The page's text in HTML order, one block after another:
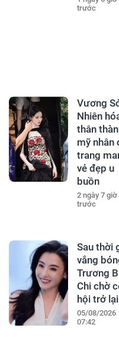
trước
Vương
Nhiên
thân
mỹ nhân
trang
vẻ đẹp u
buồn
2 ngày 7 giờ
trước
Sau thời
vắng
Trương
Chi chờ
hội trở lại
05/08/2026
07:42